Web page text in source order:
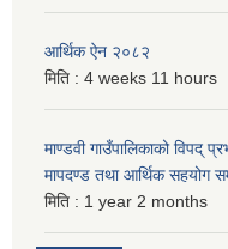
आर्थिक ऐन २०८२
मिति : 4 weeks 11 hours
माण्डवी गाउँपालिकाको विपद्
मापदण्ड तथा आर्थिक सहयोग
मिति : 1 year 2 months